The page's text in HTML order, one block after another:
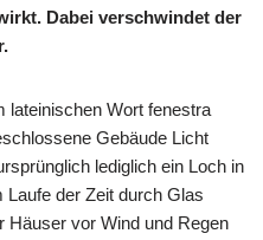
Dabei verschwindet der
lateinischen Wort fenestra
Gebäude Licht
lediglich ein Loch in
der Zeit durch Glas
vor Wind und Regen